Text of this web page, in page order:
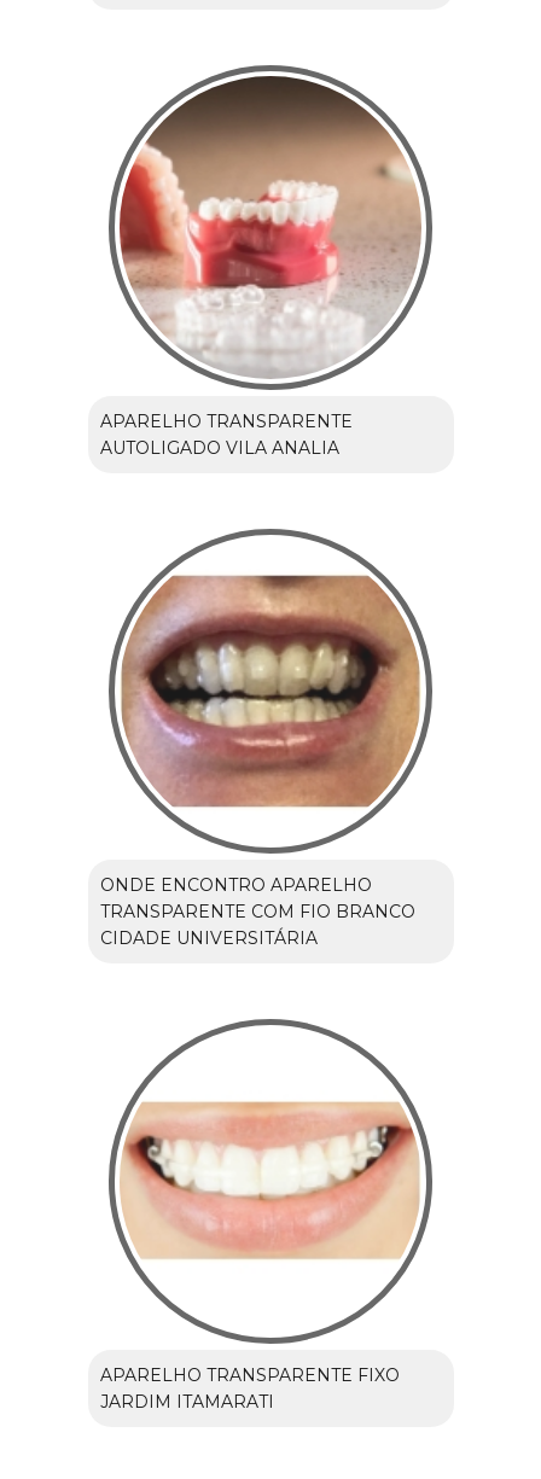
APARELHO TRANSPARENTE
AUTOLIGADO VILA ANALIA
ONDE ENCONTRO APARELHO
TRANSPARENTE COM FIO BRANCO
CIDADE UNIVERSITÁRIA
APARELHO TRANSPARENTE FIXO
JARDIM ITAMARATI